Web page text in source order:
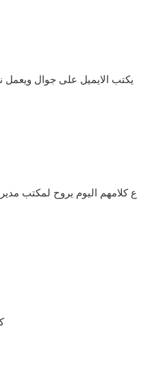
يكتب الايميل على جوال
ع كلامهم اليوم يروح لمكتب مدير